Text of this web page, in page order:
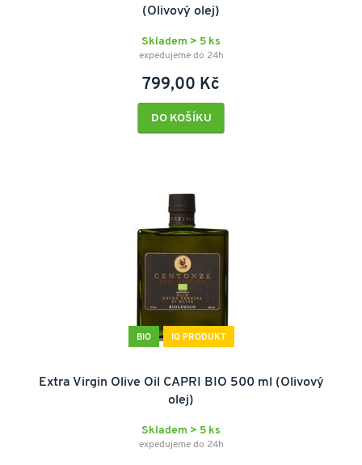
(Olivový olej)
Skladem > 5 ks
expedujeme do 24h
799,00 Kč
DO KOŠÍKU
BIO IQ PRODUKT
Extra Virgin Olive Oil CAPRI BIO 500 ml (Olivový
olej)
Skladem > 5 ks
expedujeme do 24h